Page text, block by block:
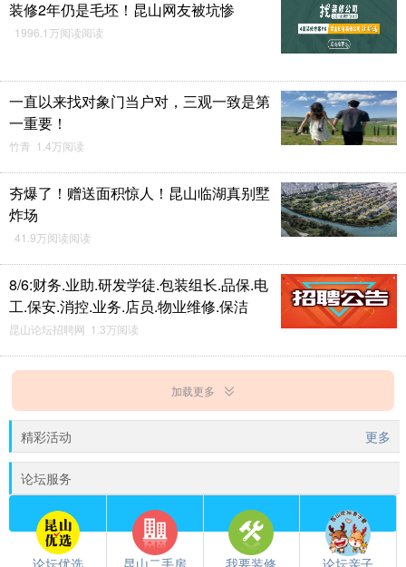
装修2年仍是毛坯！昆山网友被坑惨
1996.1万阅读阅读
一直以来找对象门当户对，三观一致是第
一重要！
竹青 1.4万阅读
夯爆了！赠送面积惊人！昆山临湖真别墅
炸场
41.9万阅读阅读
8/6:财务.业助.研发学徒.包装组长.品保.电
工.保安.消控.业务.店员.物业维修.保洁
昆山论坛招聘网 1.3万阅读
加载更多
精彩活动 更多
论坛服务
论坛优选 昆山二手房 我要装修 论坛亲子